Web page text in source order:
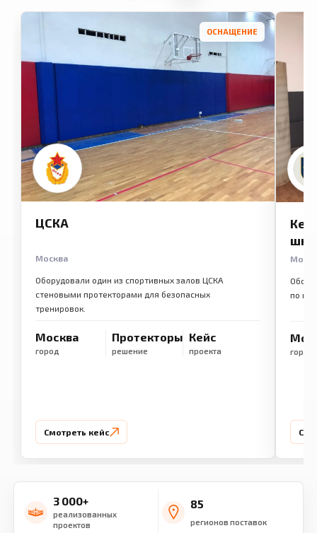
ОСНАЩЕНИЕ
ЦСКА
Москва
Оборудовали один из спортивных залов ЦСКА
стеновыми протекторами для безопасных
тренировок.
Москва
город
Протекторы
решение
Кейс
проекта
Смотреть кейс
по
город
3 000+
реализованных
проектов
85
регионов поставок